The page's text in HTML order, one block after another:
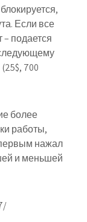
Если все
– подается
700
более
работы,
нажал
и меньшей